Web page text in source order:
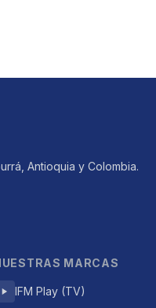
Antioquia y Colombia.
MARCAS
IFM Play (TV)